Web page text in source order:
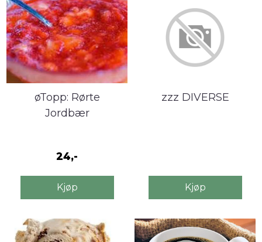
øTopp: Rørte
Jordbær
24,-
Kjøp
zzz DIVERSE
Kjøp